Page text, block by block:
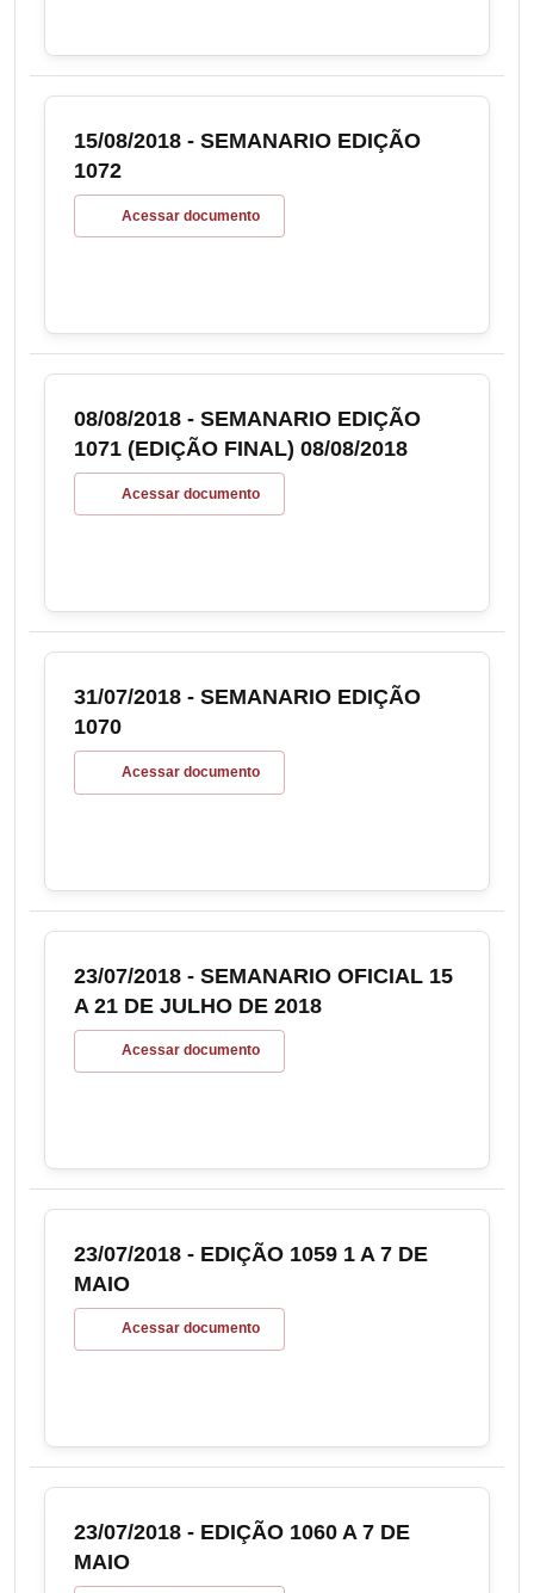
15/08/2018 - SEMANARIO EDIÇÃO
1072
Acessar documento
08/08/2018 - SEMANARIO EDIÇÃO
1071 (EDIÇÃO FINAL) 08/08/2018
Acessar documento
31/07/2018 - SEMANARIO EDIÇÃO
1070
Acessar documento
23/07/2018 - SEMANARIO OFICIAL 15
A 21 DE JULHO DE 2018
Acessar documento
23/07/2018 - EDIÇÃO 1059 1 A 7 DE
MAIO
Acessar documento
23/07/2018 - EDIÇÃO 1060 A 7 DE
MAIO